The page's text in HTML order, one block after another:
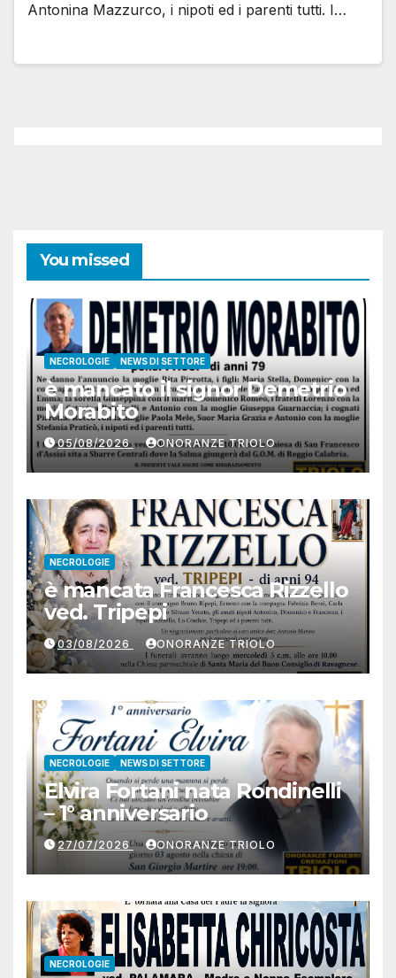
Antonina Mazzurco, i nipoti ed i parenti tutti. I…
You missed
NECROLOGIE NEWS DI SETTORE
è mancato il signor Demetrio
Morabito
05/08/2026 ONORANZE TRIOLO
NECROLOGIE
è mancata Francesca Rizzello
ved. Tripepi
03/08/2026 ONORANZE TRIOLO
NECROLOGIE NEWS DI SETTORE
Elvira Fortani nata Rondinelli
– 1° anniversario
27/07/2026 ONORANZE TRIOLO
NECROLOGIE